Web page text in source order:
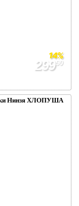
14%
29990
Нинзя ХЛОПУША